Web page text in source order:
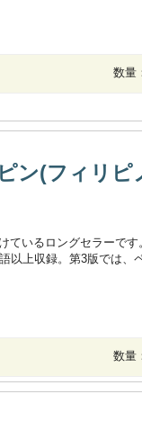
数量
ン(フィリピ
ているロングセラーで
以上収録。第3版では、
数量